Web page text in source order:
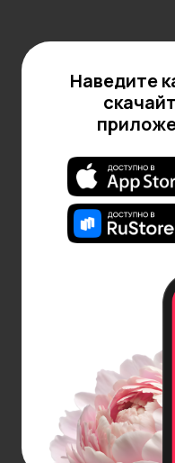
Наведите